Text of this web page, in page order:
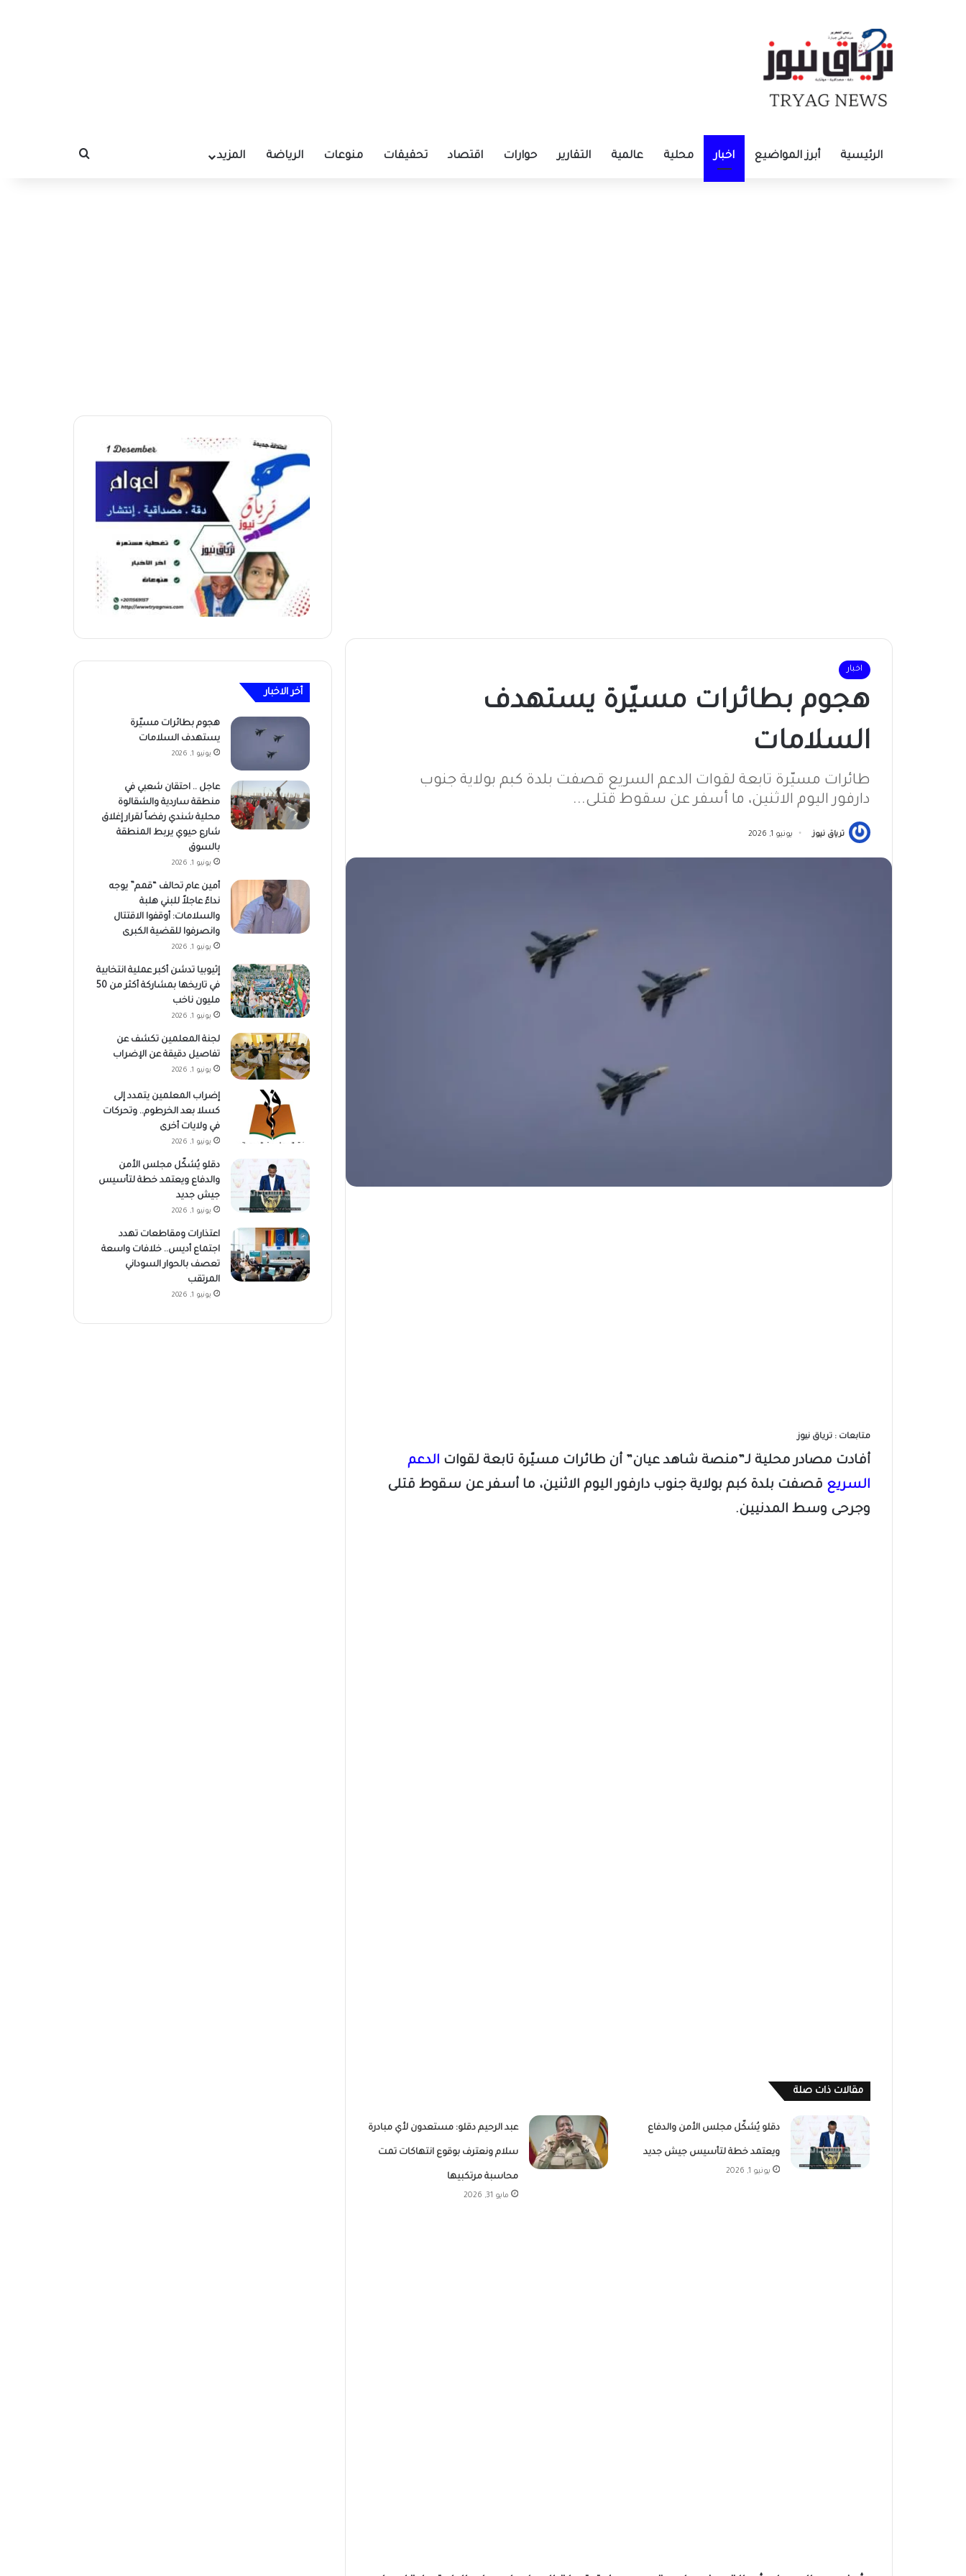
الرئيسية أبرز المواضيع اخبار محلية عالمية التقارير حوارات اقتصاد تحقيقات منوعات الرياضة المزيد بحث عن
اخبار
هجوم بطائرات مسيّرة يستهدف
السلامات
طائرات مسيّرة تابعة لقوات الدعم السريع قصفت بلدة كبم بولاية جنوب
دارفور اليوم الاثنين، ما أسفر عن سقوط قتلى...
ترياق نيوز يونيو 1, 2026
متابعات : ترياق نيوز
أفادت مصادر محلية لـ”منصة شاهد عيان” أن طائرات مسيّرة تابعة لقوات الدعم
السريع قصفت بلدة كبم بولاية جنوب دارفور اليوم الاثنين، ما أسفر عن سقوط قتلى
وجرحى وسط المدنيين.
مقالات ذات صلة
دقلو يُشكّل مجلس الأمن والدفاع
ويعتمد خطة لتأسيس جيش جديد
يونيو 1, 2026
عبد الرحيم دقلو: مستعدون لأي مبادرة
سلام ونعترف بوقوع انتهاكات تمت
محاسبة مرتكبيها
مايو 31, 2026
أخر الاخبار
هجوم بطائرات مسيّرة
يستهدف السلامات
يونيو 1, 2026
عاجل .. احتقان شعبي في
منطقة ساردية والشقالوة
محلية شندي رفضاً لقرار إغلاق
شارع حيوي يربط المنطقة
بالسوق
يونيو 1, 2026
أمين عام تحالف “قمم” يوجه
نداءً عاجلاً للبني هلبة
والسلامات: أوقفوا الاقتتال
وانصرفوا للقضية الكبرى
يونيو 1, 2026
إثيوبيا تدشن أكبر عملية انتخابية
في تاريخها بمشاركة أكثر من 50
مليون ناخب
يونيو 1, 2026
لجنة المعلمين تكشف عن
تفاصيل دقيقة عن الإضراب
يونيو 1, 2026
إضراب المعلمين يتمدد إلى
كسلا بعد الخرطوم.. وتحركات
في ولايات أخرى
يونيو 1, 2026
دقلو يُشكّل مجلس الأمن
والدفاع ويعتمد خطة لتأسيس
جيش جديد
يونيو 1, 2026
اعتذارات ومقاطعات تهدد
اجتماع أديس.. خلافات واسعة
تعصف بالحوار السوداني
المرتقب
يونيو 1, 2026